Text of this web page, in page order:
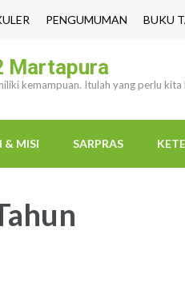
PENGUMUMAN BUKU
Martapura
kemampuan. Itulah yang perlu kita
& MISI SARPRAS